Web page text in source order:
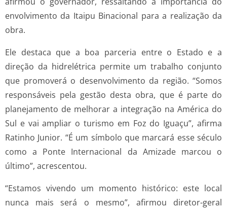
envolvimento da Itaipu Binacional para a realização da
obra.
Ele destaca que a boa parceria entre o Estado e a
direção da hidrelétrica permite um trabalho conjunto
que promoverá o desenvolvimento da região. “Somos
responsáveis pela gestão desta obra, que é parte do
planejamento de melhorar a integração na América do
Sul e vai ampliar o turismo em Foz do Iguaçu”, afirma
Ratinho Junior. “É um símbolo que marcará esse século
como a Ponte Internacional da Amizade marcou o
último”, acrescentou.
“Estamos vivendo um momento histórico: este local
nunca mais será o mesmo”, afirmou diretor-geral